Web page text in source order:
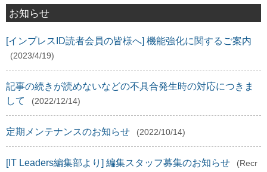
お知らせ
[インプレスID読者会員の皆様へ] 機能強化に関するご案内
(2023/4/19)
記事の続きが読めないなどの不具合発生時の対応につきま
して
(2022/12/14)
定期メンテナンスのお知らせ (2022/10/14)
[IT Leaders編集部より] 編集スタッフ募集のお知らせ
(Recr